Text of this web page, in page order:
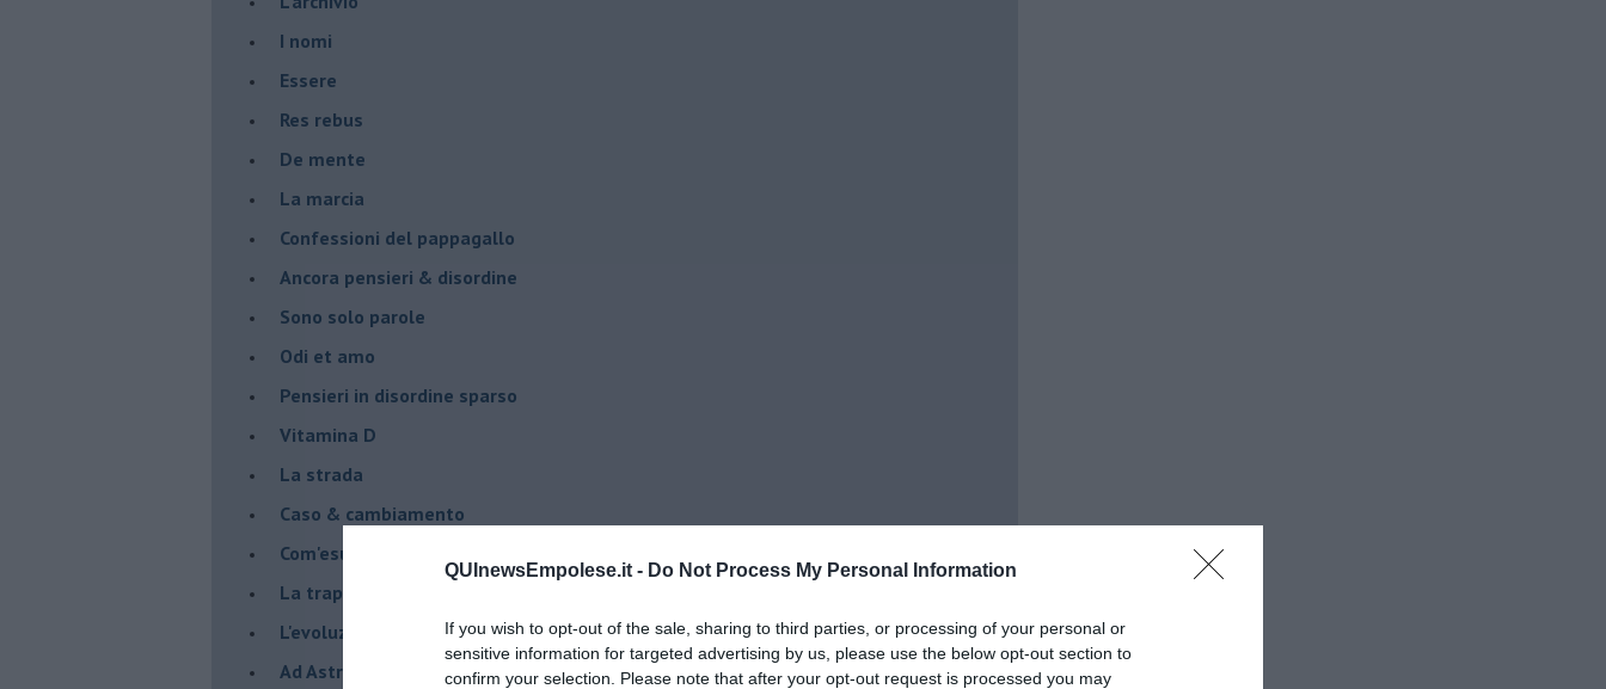
QUInewsEmpolese.it - Do Not Process My Personal Information
If you wish to opt-out of the sale, sharing to third parties, or processing of your personal or
sensitive information for targeted advertising by us, please use the below opt-out section to
confirm your selection. Please note that after your opt-out request is processed you may
I nomi
Essere
Res rebus
De mente
La marcia
Confessioni del pappagallo
Ancora pensieri & disordine
Sono solo parole
Odi et amo
Pensieri in disordine sparso
Vitamina D
La strada
Caso & cambiamento
Com'esuli pensieri
La trappola di Tucidide, o della 3ª C
L'evoluzione umana
Ad Astra